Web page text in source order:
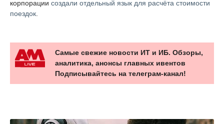
корпорации создали отдельный язык для расчёта стоимости
поездок
Самые свежие новости ИТ и ИБ. Обзоры,
аналитика, анонсы главных ивентов
Подписывайтесь на телеграм-канал!